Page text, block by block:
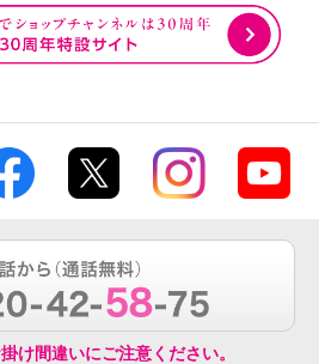
け間違いにご注意ください。